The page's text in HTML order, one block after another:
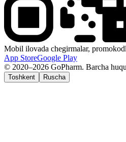
Mobil ilovada chegirmalar,
App StoreGoogle Play
© 2020–2026 GoPharm. Barcha
Toshkent Ruscha